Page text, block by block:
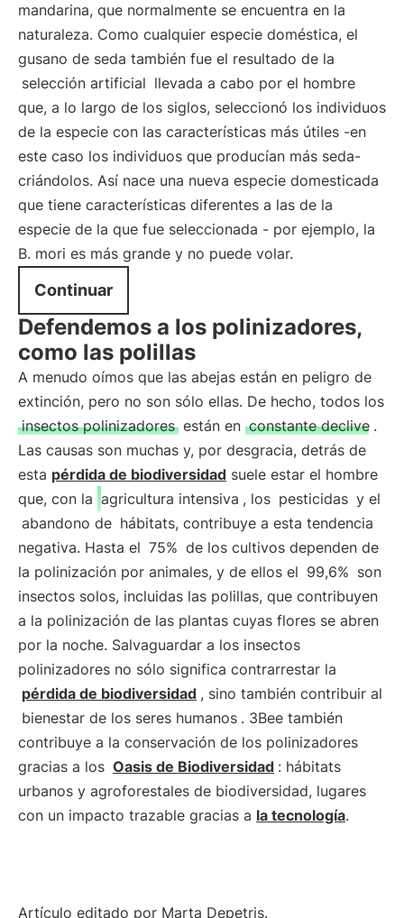
mandarina, que normalmente se encuentra en la
naturaleza. Como cualquier especie doméstica, el
gusano de seda también fue el resultado de la
selección artificial llevada a cabo por el hombre
que, a lo largo de los siglos, seleccionó los individuos
de la especie con las características más útiles -en
este caso los individuos que producían más seda-
criándolos. Así nace una nueva especie domesticada
que tiene características diferentes a las de la
especie de la que fue seleccionada - por ejemplo, la
B. mori es más grande y no puede volar.
Continuar
Defendemos a los polinizadores,
como las polillas
A menudo oímos que las abejas están en peligro de
extinción, pero no son sólo ellas. De hecho, todos los
insectos polinizadores están en constante declive .
Las causas son muchas y, por desgracia, detrás de
esta pérdida de biodiversidad suele estar el hombre
que, con la agricultura intensiva , los pesticidas y el
abandono de hábitats, contribuye a esta tendencia
negativa. Hasta el 75% de los cultivos dependen de
la polinización por animales, y de ellos el 99,6% son
insectos solos, incluidas las polillas, que contribuyen
a la polinización de las plantas cuyas flores se abren
por la noche. Salvaguardar a los insectos
polinizadores no sólo significa contrarrestar la
pérdida de biodiversidad , sino también contribuir al
bienestar de los seres humanos . 3Bee también
contribuye a la conservación de los polinizadores
gracias a los Oasis de Biodiversidad : hábitats
urbanos y agroforestales de biodiversidad, lugares
con un impacto trazable gracias a la tecnología.
Artículo editado por Marta Depetris.